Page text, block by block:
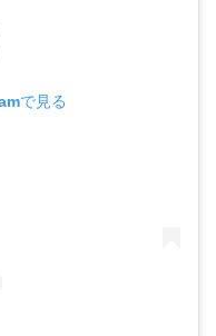
で見る